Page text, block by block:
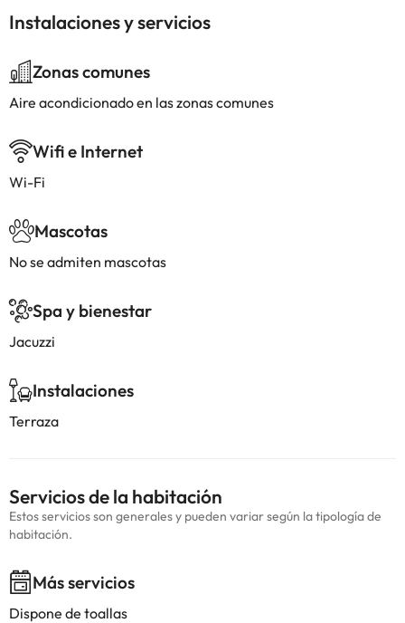
Instalaciones y servicios
Zonas comunes
Aire acondicionado en las zonas comunes
Wifi e Internet
Wi-Fi
Mascotas
No se admiten mascotas
Spa y bienestar
Jacuzzi
Instalaciones
Terraza
Servicios de la habitación
Estos servicios son generales y pueden variar según la tipología de
habitación.
Más servicios
Dispone de toallas